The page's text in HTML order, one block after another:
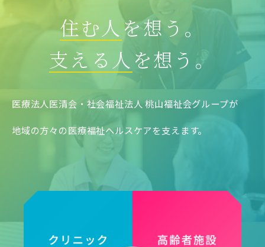
住む人を想う。
支える人 を想う。
医療法人医清会・社会福祉法人 桃山福祉会グループが
地域の方々の医療福祉ヘルスケアを支えます。